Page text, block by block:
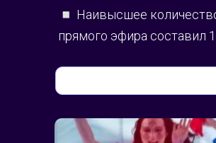
◽️ Наивысшее
прямого эфира составил